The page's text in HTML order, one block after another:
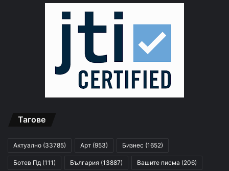
Тагове
Актуално (33785) Арт (953) Бизнес (1652)
Ботев Пд (111) България (13887) Вашите писма (206)